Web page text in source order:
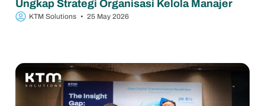
Ungkap Strategi Organisasi Kelola Manajer
KTM Solutions • 25 May 2026